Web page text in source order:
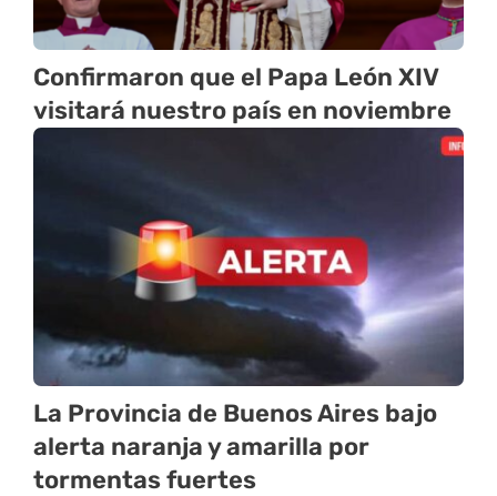
Confirmaron que el Papa León XIV
visitará nuestro país en noviembre
La Provincia de Buenos Aires bajo
alerta naranja y amarilla por
tormentas fuertes